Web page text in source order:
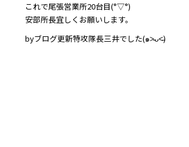
これで尾張営業所20台目(°▽°)
安部所長宜しくお願いします。
byブログ更新特攻隊長三井でした(๑˃̵ᴗ˂̵)